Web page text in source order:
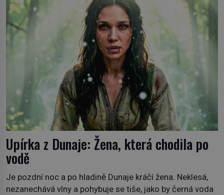
Upírka z Dunaje: Žena, která chodila po
vodě
Je pozdní noc a po hladině Dunaje kráčí žena. Neklesá,
nezanechává vlny a pohybuje se tiše, jako by černá voda